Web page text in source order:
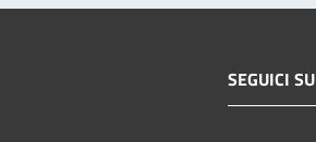
SEGUICI SU